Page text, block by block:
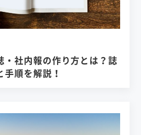
・社内報の作り方とは？誌
順を解説！